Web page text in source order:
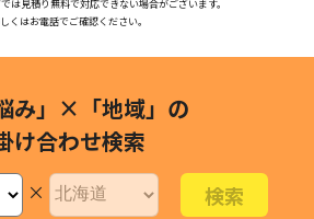
は見積り無料で対応できない場合がございます。
くはお電話でご確認ください。
み」×「地域」の
け合わせ検索
×